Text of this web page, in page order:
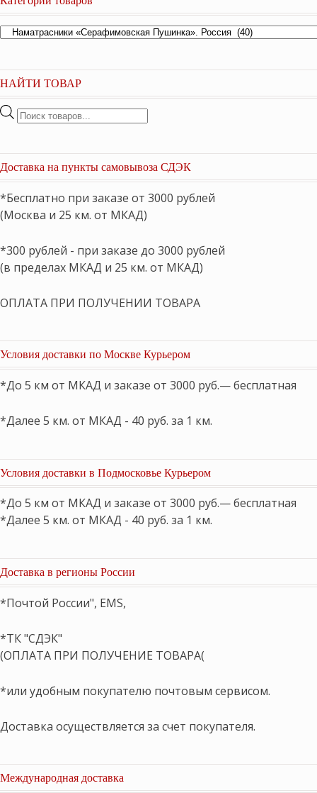
НАЙТИ ТОВАР
Поиск
Доставка на пункты самовывоза СДЭК
*Бесплатно при заказе от 3000 рублей
(Москва и 25 км. от МКАД)
*300 рублей - при заказе до 3000 рублей
(в пределах МКАД и 25 км. от МКАД)
ОПЛАТА ПРИ ПОЛУЧЕНИИ ТОВАРА
Условия доставки по Москве Курьером
*До 5 км от МКАД и заказе от 3000 руб.— бесплатная
*Далее 5 км. от МКАД - 40 руб. за 1 км.
Условия доставки в Подмосковье Курьером
*До 5 км от МКАД и заказе от 3000 руб.— бесплатная
*Далее 5 км. от МКАД - 40 руб. за 1 км.
Доставка в регионы России
*Почтой России", EMS,
*ТК "СДЭК"
(ОПЛАТА ПРИ ПОЛУЧЕНИЕ ТОВАРА(
*или удобным покупателю почтовым сервисом.
Доставка осуществляется за счет покупателя.
Международная доставка